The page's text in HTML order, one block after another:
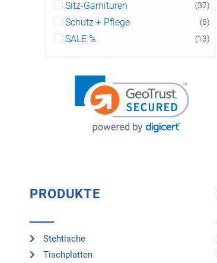
Sitz-Garnituren (37)
Schutz + Pflege (6)
SALE % (13)
PRODUKTE
Stehtische
Tischplatten